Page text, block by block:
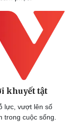
khuyết tật
lực, vượt lên số
trong cuộc sống.